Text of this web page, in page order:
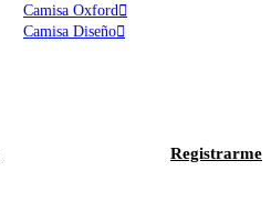
Camisa Oxford
Camisa Diseño
Registrarme